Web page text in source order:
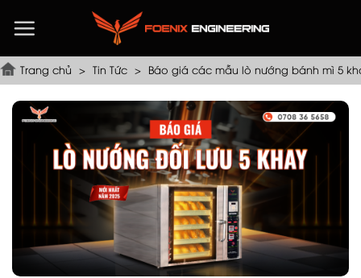
đến
dungTrang chủ > Tin Tức > Báo giá các mẫu lò nướng bánh mì 5